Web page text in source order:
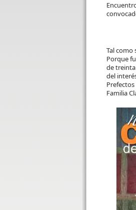
Tal como
Porque
de
del
Familia